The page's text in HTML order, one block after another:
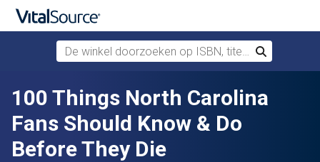
Verdergaan naar belangrijkste inhoud
De winkel doorzoeken op ISBN, titel of auteur
Zoek
100 Things North Carolina
Fans Should Know & Do
Before They Die